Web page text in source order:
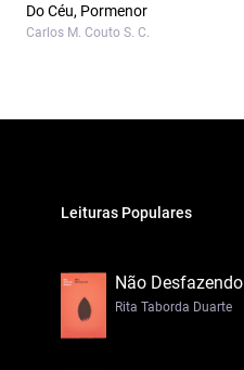
Do Céu, Pormenor
Carlos M. Couto S. C.
Leituras Populares
Não Desfazendo
Rita Taborda Duarte